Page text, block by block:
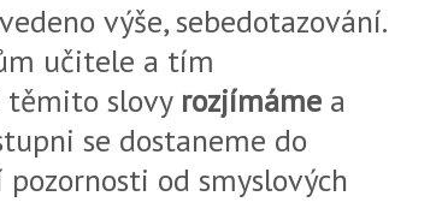
výše, sebedotazování.
učitele a tím
těmito slovy rozjímáme a
se dostaneme do
pozornosti od smyslových